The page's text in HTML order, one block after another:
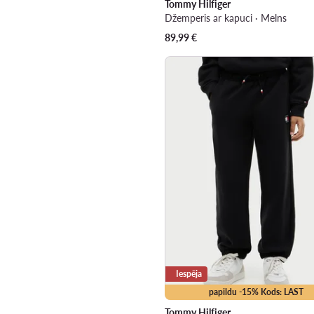
Tommy Hilfiger
Džemperis ar kapuci · Melns
89,99€
papildu -15% Kods: LAST
Iespēja